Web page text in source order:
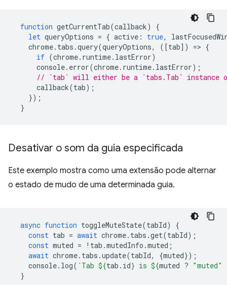
function getCurrentTab(callback)
{
let queryOptions = { active : true,
chrome. tabs .query(queryOptions, ([tab]) => {
if (chrome. runtime. lastError)
console. error(chrome. runtime. lastError);
// `tab` will either be a `tabs.Tab` instance
callback(tab);
});
}
Desativar o som da guia especificada
Este exemplo mostra como uma extensão pode alternar
o estado de mudo de uma determinada guia.
async function toggleMuteState(tabId)
{
const tab = await chrome. tabs .get(tabId);
const muted = ! tab .mutedInfo .muted ;
await chrome. tabs .update(tabId, {muted});
console. log( `Tab ${tab . id} is ${muted ? "muted"
}